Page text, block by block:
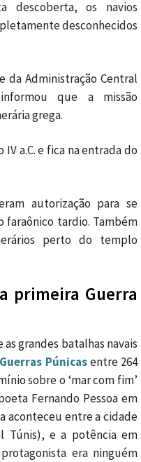
descoberta, os navios
desconhecidos
da Administração Central
que a missão
grega.
a.C. e fica na entrada do
autorização para se
tardio. Também
perto do templo
primeira Guerra
grandes batalhas navais
Guerras Púnicasentre 264
sobre o ‘mar com fim’
Fernando Pessoa em
aconteceu entre a cidade
Túnis), e a potência em
era ninguém